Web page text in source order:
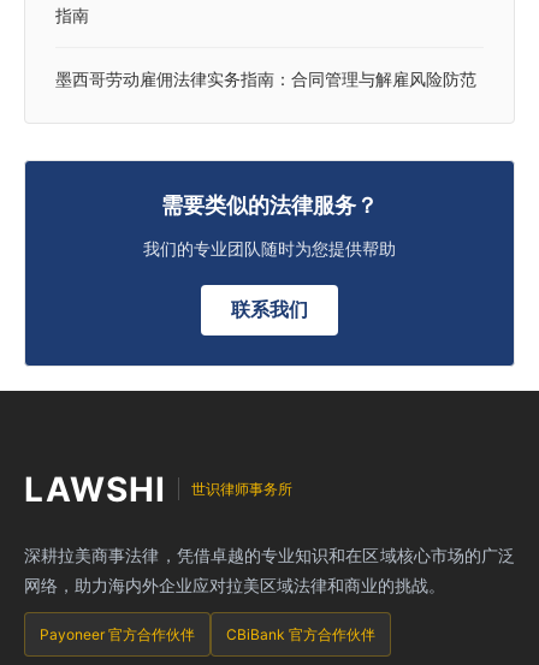
指南
墨西哥劳动雇佣法律实务指南：合同管理与解雇风险防范
需要类似的法律服务？
我们的专业团队随时为您提供帮助
联系我们
LAWSHI 世识律师事务所
深耕拉美商事法律，凭借卓越的专业知识和在区域核心市场的广泛
网络，助力海内外企业应对拉美区域法律和商业的挑战。
Payoneer 官方合作伙伴 CBiBank 官方合作伙伴